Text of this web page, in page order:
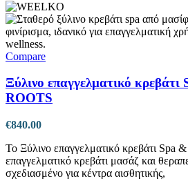
Compare
Ξύλινο επαγγελματικό
ROOTS
€840.00
Το Ξύλινο επαγγελματικό κρεβάτι Spa
επαγγελματικό κρεβάτι μασάζ και
σχεδιασμένο για κέντρα αισθητικής,